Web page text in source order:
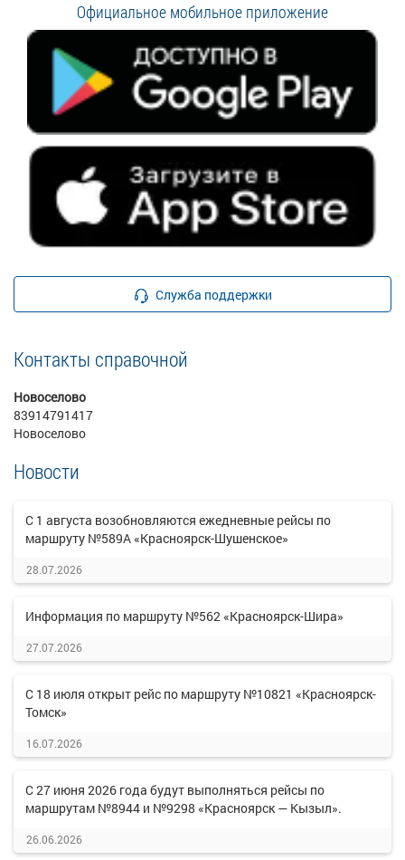
Официальное мобильное приложение
Служба поддержки
Контакты справочной
Новоселово
83914791417
Новоселово
Новости
С 1 августа возобновляются ежедневные рейсы по
маршруту №589А «Красноярск-Шушенское»
28.07.2026
Информация по маршруту №562 «Красноярск-Шира»
27.07.2026
С 18 июля открыт рейс по маршруту №10821 «Красноярск-
Томск»
16.07.2026
С 27 июня 2026 года будут выполняться рейсы по
маршрутам №8944 и №9298 «Красноярск — Кызыл».
26.06.2026